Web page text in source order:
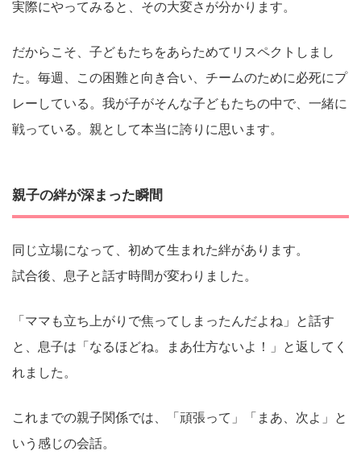
実際にやってみると、その大変さが分かります。
だからこそ、子どもたちをあらためてリスペクトしまし
た。毎週、この困難と向き合い、チームのために必死にプ
レーしている。我が子がそんな子どもたちの中で、一緒に
戦っている。親として本当に誇りに思います。
親子の絆が深まった瞬間
同じ立場になって、初めて生まれた絆があります。
試合後、息子と話す時間が変わりました。
「ママも立ち上がりで焦ってしまったんだよね」と話す
と、息子は「なるほどね。まあ仕方ないよ！」と返してく
れました。
これまでの親子関係では、「頑張って」「まあ、次よ」と
いう感じの会話。